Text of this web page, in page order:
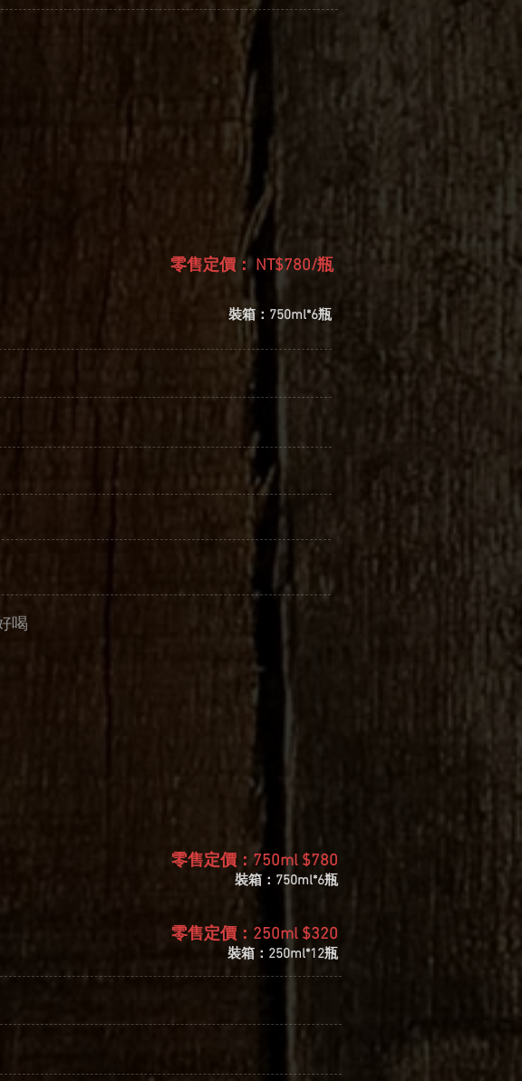
零售定價： NT$780/瓶
喝
裝箱：750ml*6瓶
零售定價：750ml $780
裝箱：750ml*6瓶
零售定價：250ml $320
裝箱：250ml*12瓶